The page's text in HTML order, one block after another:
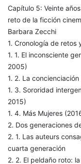
Capítulo 5: Veinte
reto de la ficción
Barbara Zecchi
1. Cronología de retos
1. 1. El inconsciente
2005)
1. 2. La
1. 3. Sororidad
2015)
1. 4. Más Mujeres
2. Dos generaciones
2. 1. Las auteurs
cuarta generación
2. 2. El peldaño roto: